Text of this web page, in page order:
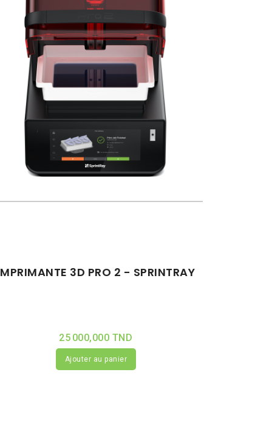
3D PRO 2 - SPRINTRAY
25 000,000 TND
Ajouter au panier